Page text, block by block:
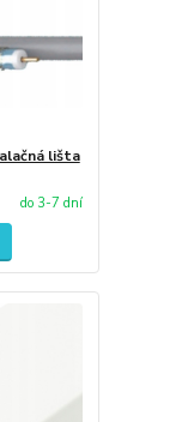
lišta
do 3-7 dní